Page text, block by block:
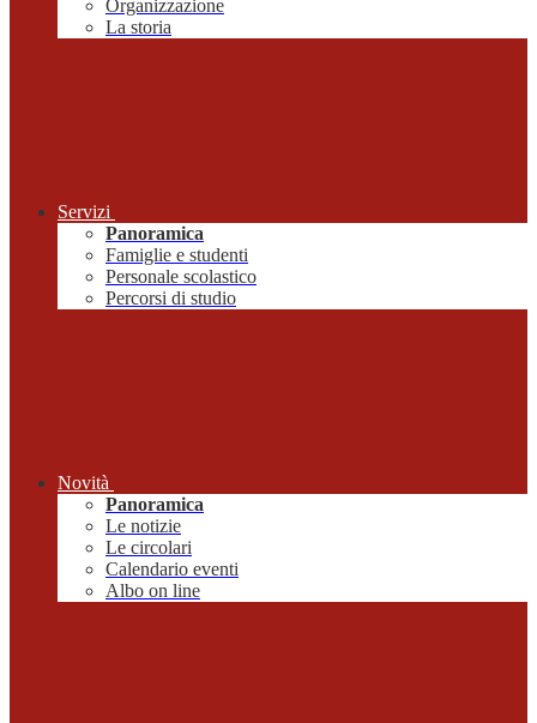
Organizzazione
La storia
Servizi
Panoramica
Famiglie e studenti
Personale scolastico
Percorsi di studio
Novità
Panoramica
Le notizie
Le circolari
Calendario eventi
Albo on line